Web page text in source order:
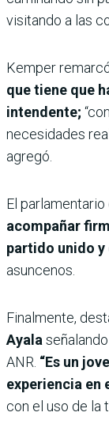
visitando a las
Kemper
que tiene que
intendente;
necesidades
agregó.
El
acompañar
partido unido
asuncenos.
Finalmente,
Ayala
ANR. “Es un
experiencia en
con el uso de la